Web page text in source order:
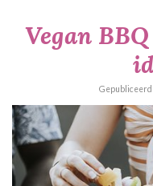
Vegan
Gepubliceerd